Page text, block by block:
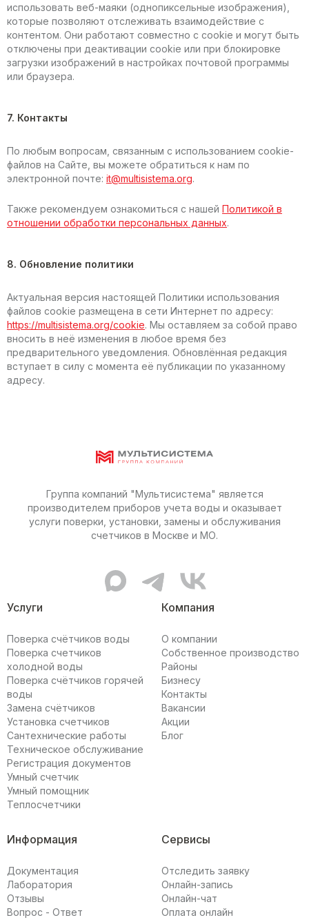
использовать веб-маяки (однопиксельные изображения),
которые позволяют отслеживать взаимодействие с
контентом. Они работают совместно с cookie и могут быть
отключены при деактивации cookie или при блокировке
загрузки изображений в настройках почтовой программы
или браузера.
7. Контакты
По любым вопросам, связанным с использованием cookie-
файлов на Сайте, вы можете обратиться к нам по
электронной почте: it@multisistema.org.
Также рекомендуем ознакомиться с нашей Политикой в
отношении обработки персональных данных.
8. Обновление политики
Актуальная версия настоящей Политики использования
файлов cookie размещена в сети Интернет по адресу:
https://multisistema.org/cookie. Мы оставляем за собой право
вносить в неё изменения в любое время без
предварительного уведомления. Обновлённая редакция
вступает в силу с момента её публикации по указанному
адресу.
Группа компаний "Мультисистема" является
производителем приборов учета воды и оказывает
услуги поверки, установки, замены и обслуживания
счетчиков в Москве и МО.
MAX канал Мультисистемы
Telegram канал
ВКонтакте
Услуги
Поверка счётчиков воды
Поверка счетчиков
холодной воды
Поверка счётчиков горячей
воды
Замена счётчиков
Установка счетчиков
Сантехнические работы
Техническое обслуживание
Регистрация документов
Умный счетчик
Умный помощник
Теплосчетчики
Компания
О компании
Собственное производство
Районы
Бизнесу
Контакты
Вакансии
Акции
Блог
Информация
Документация
Лаборатория
Отзывы
Вопрос - Ответ
Сервисы
Отследить заявку
Онлайн-запись
Онлайн-чат
Оплата онлайн